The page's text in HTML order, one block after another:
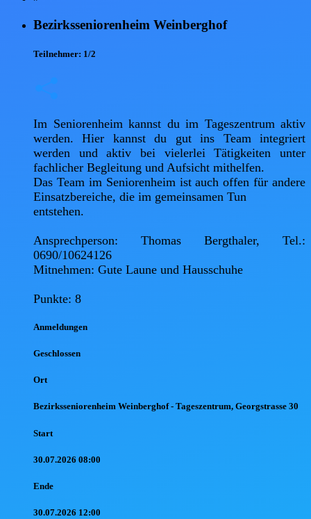
Bezirksseniorenheim Weinberghof
Teilnehmer: 1/2
Im Seniorenheim kannst du im Tageszentrum aktiv
werden. Hier kannst du gut ins Team integriert
werden und aktiv bei vielerlei Tätigkeiten unter
fachlicher Begleitung und Aufsicht mithelfen.
Das Team im Seniorenheim ist auch offen für andere
Einsatzbereiche, die im gemeinsamen Tun
entstehen.
Ansprechperson: Thomas Bergthaler, Tel.:
0690/10624126
Mitnehmen: Gute Laune und Hausschuhe
Punkte: 8
Anmeldungen
Geschlossen
Ort
Bezirksseniorenheim Weinberghof - Tageszentrum, Georgstrasse 30
Start
30.07.2026 08:00
Ende
30.07.2026 12:00